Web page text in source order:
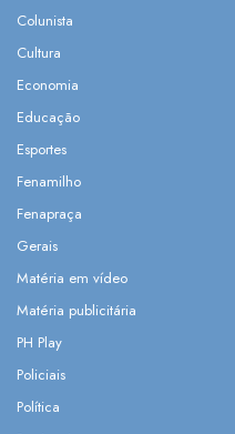
Colunista
Cultura
Economia
Educação
Esportes
Fenamilho
Fenapraça
Gerais
Matéria em vídeo
Matéria publicitária
PH Play
Policiais
Política